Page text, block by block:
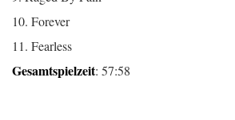
10. Forever
11. Fearless
Gesamtspielzeit: 57:58